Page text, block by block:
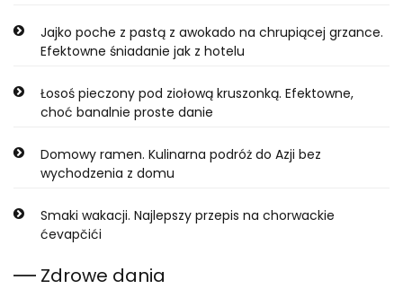
Jajko poche z pastą z awokado na chrupiącej grzance.
Efektowne śniadanie jak z hotelu
Łosoś pieczony pod ziołową kruszonką. Efektowne,
choć banalnie proste danie
Domowy ramen. Kulinarna podróż do Azji bez
wychodzenia z domu
Smaki wakacji. Najlepszy przepis na chorwackie
ćevapčići
Zdrowe dania